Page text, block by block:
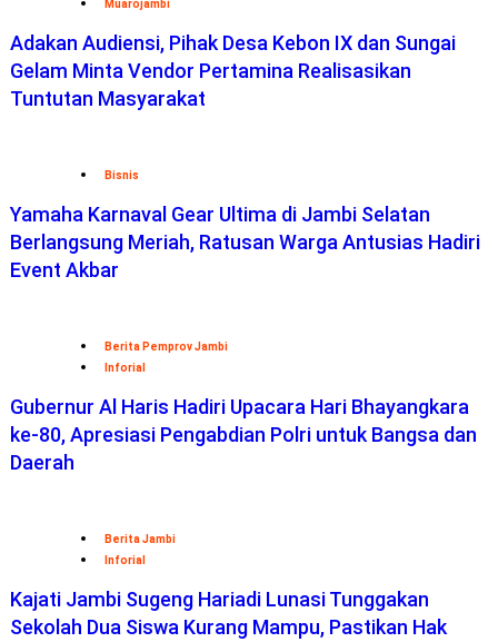
Muarojambi
Adakan Audiensi, Pihak Desa Kebon IX dan Sungai
Gelam Minta Vendor Pertamina Realisasikan
Tuntutan Masyarakat
Bisnis
Yamaha Karnaval Gear Ultima di Jambi Selatan
Berlangsung Meriah, Ratusan Warga Antusias Hadiri
Event Akbar
Berita Pemprov Jambi
Inforial
Gubernur Al Haris Hadiri Upacara Hari Bhayangkara
ke-80, Apresiasi Pengabdian Polri untuk Bangsa dan
Daerah
Berita Jambi
Inforial
Kajati Jambi Sugeng Hariadi Lunasi Tunggakan
Sekolah Dua Siswa Kurang Mampu, Pastikan Hak